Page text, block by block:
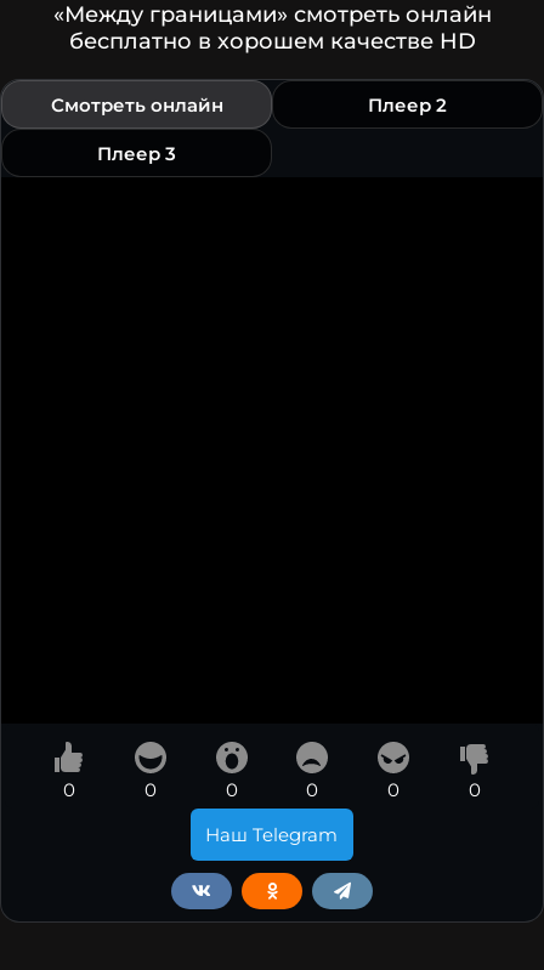
«Между границами» смотреть онлайн
бесплатно в хорошем качестве HD
Смотреть онлайн Плеер 2
Плеер 3
0 0 0 0 0
0
Наш Telegram